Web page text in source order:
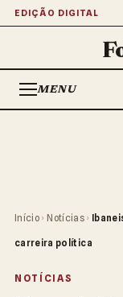
EDIÇÃO DIGITAL
MENU
Início › Notícias ›
carreira política
NOTÍCIAS